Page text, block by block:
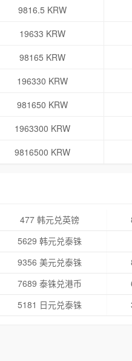
9816.5 KRW
19633 KRW
98165 KRW
196330 KRW
981650 KRW
1963300 KRW
9816500 KRW
477 韩元兑英镑
5629 韩元兑泰铢
9356 美元兑泰铢
7689 泰铢兑港币
5181 日元兑泰铢